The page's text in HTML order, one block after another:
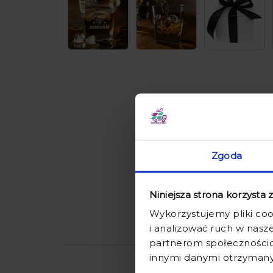
Zgoda
Niniejsza strona korzysta
Wykorzystujemy pliki
i analizować ruch w
partnerom
innymi danymi